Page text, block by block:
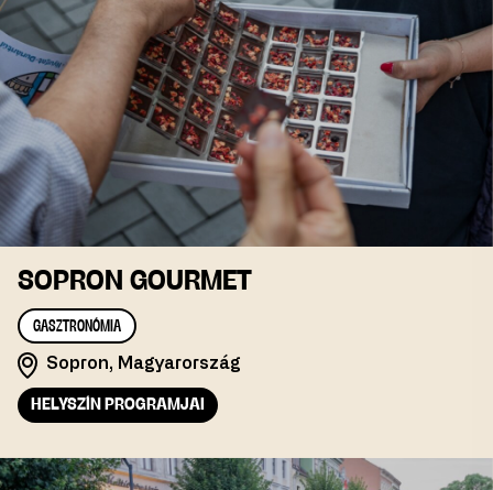
SOPRON GOURMET
GASZTRONÓMIA
Sopron, Magyarország
HELYSZÍN PROGRAMJAI